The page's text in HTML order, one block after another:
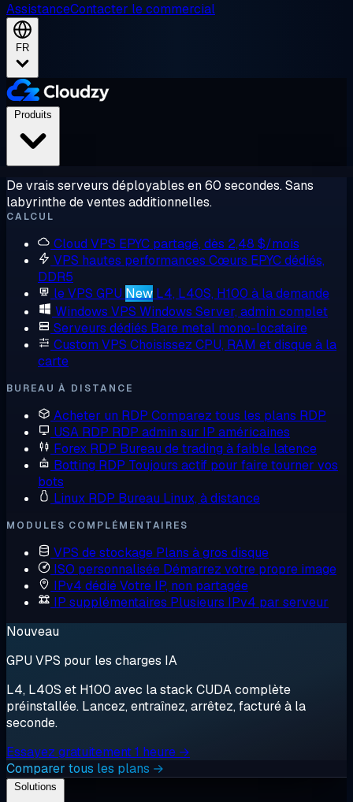
AssistanceContacter le commercial
FR
De vrais serveurs déployables en 60 secondes. Sans
labyrinthe de ventes additionnelles.
CALCUL
Cloud VPS EPYC partagé, dès 2,48 $/mois
VPS hautes performances Cœurs EPYC dédiés,
DDR5
le VPS GPU New L4, L40S, H100 à la demande
Windows VPS Windows Server, admin complet
Serveurs dédiés Bare metal mono-locataire
Custom VPS Choisissez CPU, RAM et disque à la
carte
BUREAU À DISTANCE
Acheter un RDP Comparez tous les plans RDP
USA RDP RDP admin sur IP américaines
Forex RDP Bureau de trading à faible latence
Botting RDP Toujours actif pour faire tourner vos
bots
Linux RDP Bureau Linux, à distance
MODULES COMPLÉMENTAIRES
VPS de stockage Plans à gros disque
ISO personnalisée Démarrez votre propre image
IPv4 dédiéVotre IP, non partagée
IP supplémentaires Plusieurs IPv4 par serveur
Nouveau
GPU VPS pour les charges IA
L4, L40S et H100 avec la stack CUDA complète
préinstallée. Lancez, entraînez, arrêtez, facturé à la
seconde.
Essayez gratuitement 1 heure →
Comparer tous les plans →